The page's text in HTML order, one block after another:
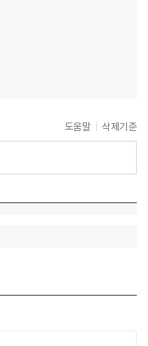
도움말 삭제기준